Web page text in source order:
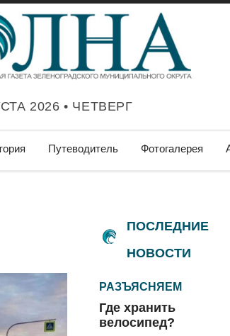
2026 • ЧЕТВЕРГ
Путеводитель Фотогалерея
ПОСЛЕДНИЕ
НОВОСТИ
РАЗЪЯСНЯЕМ
Где хранить
велосипед?